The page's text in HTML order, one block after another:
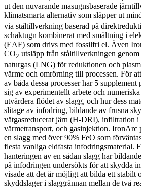
ut den nuvarande masugnsbaserade
klimatsmarta alternativ som släpper ut
via ståltillverkning baserad på
schaktugn kombinerat med smältning i
(EAF) som drivs med fossilfri el. Även
CO2 utsläpp från ståltillverkningen
naturgas (LNG) för reduktionen och
värme och omrörning till processen. För
av båda dessa processer har 5
sig av experimentellt arbete och
utvärdera flödet av slagg, och hur dess
slitage av infodring, bildande av frusna
vätgasreducerat järn (H-DRI), infiltration i
värmetransport, och gasinjektion. IronArc
en slagg med över 90% FeO som
flesta vanliga eldfasta infodringsmaterial.
hanteringen av en sådan slagg har
på infodringen undersökts för att skydda
visade att det är möjligt att bilda ett stabilt
skyddslager i slaggrännan mellan de två